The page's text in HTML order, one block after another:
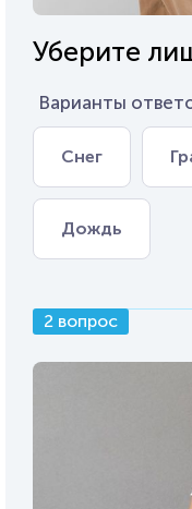
Уберите
Варианты
Снег
Дождь
2 вопрос